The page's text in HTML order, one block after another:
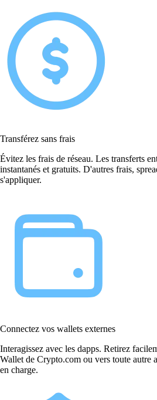
Transférez sans frais
Évitez les frais de réseau. Les transferts
instantanés et gratuits. D'autres frais,
s'appliquer.
Connectez vos wallets externes
Interagissez avec les dapps. Retirez
Wallet de Crypto.com ou vers toute autre
en charge.